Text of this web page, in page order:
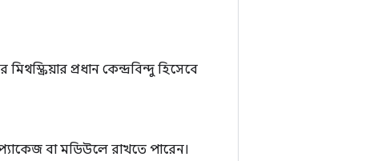
প্রধান কেন্দ্রবিন্দু হিসেবে
বা মডিউলে রাখতে পারেন।